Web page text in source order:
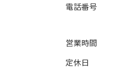
電話番号
営業時間
定休日